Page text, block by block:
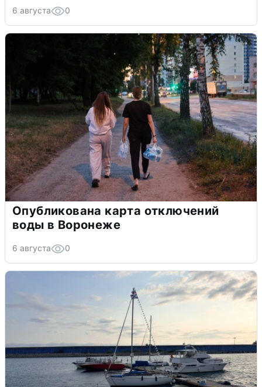
6 августа 0
Опубликована карта отключений
воды в Воронеже
6 августа 0